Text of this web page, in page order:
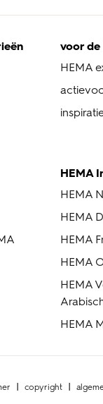
voor de
HEMA
HEMA
HEMA
HEMA
HEMA
HEMA
HEMA
HEMA
copyright